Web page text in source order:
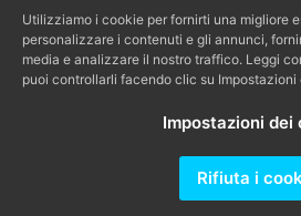
Utilizziamo i cookie per fornirti una migliore
personalizzare i contenuti e gli annunci,
media e analizzare il nostro traffico. Leggi
puoi controllarli facendo clic su Impostazioni
Impostazioni dei
Rifiuta i